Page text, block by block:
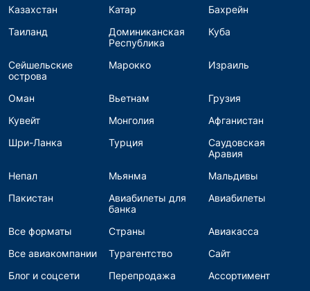
Казахстан
Катар
Бахрейн
Таиланд
Доминиканская
Республика
Куба
Сейшельские
острова
Марокко Израиль
Оман Вьетнам
Грузия
Кувейт
Монголия
Афганистан
Шри-Ланка
Турция
Саудовская
Аравия
Непал
Мьянма
Мальдивы
Пакистан
Авиабилеты для
банка
Авиабилеты
Все форматы Страны
Авиакасса
Все авиакомпании
Турагентство
Сайт
Блог и соцсети
Перепродажа
Ассортимент